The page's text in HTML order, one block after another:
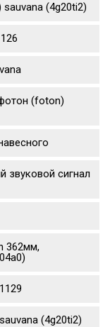
(4g20ti2)
(foton)
звуковой сигнал
362мм,
(4g20ti2)